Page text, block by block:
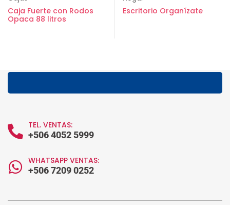
Caja Fuerte con Rodos
Opaca 88 litros
Escritorio Organízate
TEL. VENTAS:
+506 4052 5999
WHATSAPP VENTAS:
+506 7209 0252